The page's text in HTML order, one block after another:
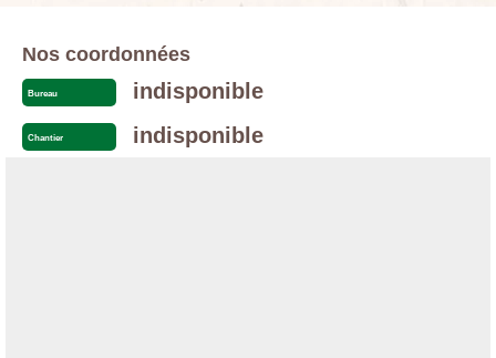
Nos coordonnées
Bureau indisponible
Chantier indisponible